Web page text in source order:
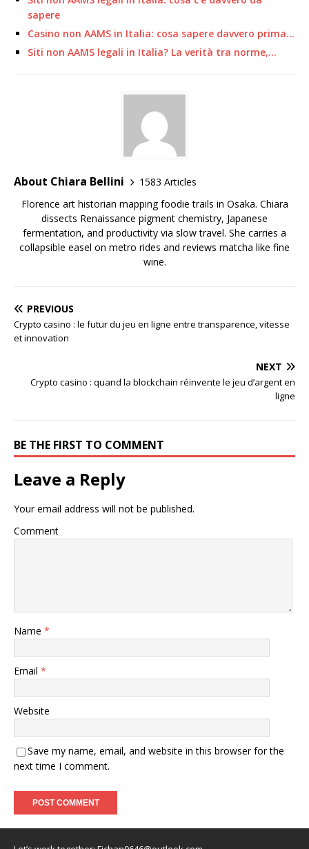
sapere
Casino non AAMS in Italia: cosa sapere davvero prima…
Siti non AAMS legali in Italia? La verità tra norme,…
About Chiara Bellini
1583 Articles
Florence art historian mapping foodie trails in Osaka. Chiara
dissects Renaissance pigment chemistry, Japanese
fermentation, and productivity via slow travel. She carries a
collapsible easel on metro rides and reviews matcha like fine
wine.
PREVIOUS
Crypto casino : le futur du jeu en ligne entre transparence, vitesse
et innovation
NEXT
Crypto casino : quand la blockchain réinvente le jeu d’argent en
ligne
BE THE FIRST TO COMMENT
Leave a Reply
Your email address will not be published.
Comment
Name *
Email *
Website
Save my name, email, and website in this browser for the
next time I comment.